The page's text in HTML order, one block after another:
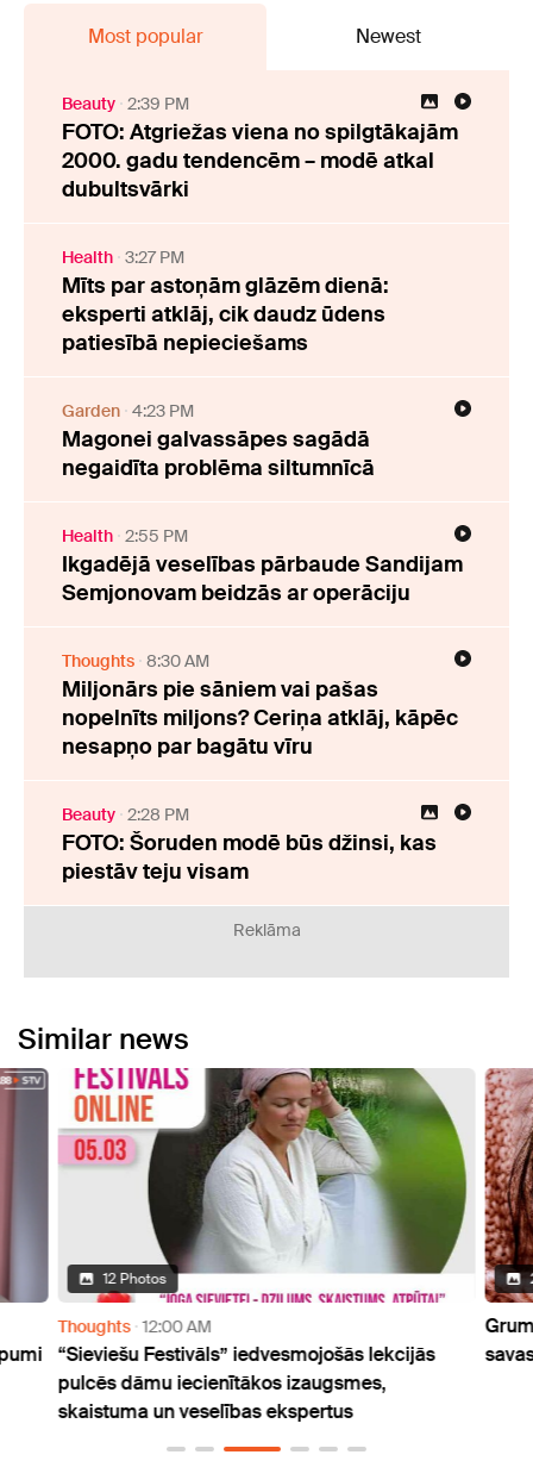
Most popular Newest
Beauty 2:39 PM
FOTO: Atgriežas viena no spilgtākajām
2000. gadu tendencēm – modē atkal
dubultsvārki
Health 3:27 PM
Mīts par astoņām glāzēm dienā:
eksperti atklāj, cik daudz ūdens
patiesībā nepieciešams
Garden 4:23 PM
Magonei galvassāpes sagādā
negaidīta problēma siltumnīcā
Health 2:55 PM
Ikgadējā veselības pārbaude Sandijam
Semjonovam beidzās ar operāciju
Thoughts 8:30 AM
Miljonārs pie sāniem vai pašas
nopelnīts miljons? Ceriņa atklāj, kāpēc
nesapņo par bagātu vīru
Beauty 2:28 PM
FOTO: Šoruden modē būs džinsi, kas
piestāv teju visam
Reklāma
Similar news
12 Photos
Thoughts 12:00 AM
“Sieviešu Festivāls” iedvesmojošās lekcijās
pulcēs dāmu iecienītākos izaugsmes,
skaistuma un veselības ekspertus